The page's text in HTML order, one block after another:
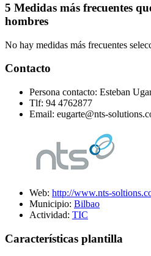
5 Medidas más frecuentes
hombres
No hay medidas más frecuentes
Contacto
Persona contacto: Esteban
Tlf: 94 4762877
Email: eugarte@nts-
Web: http://www.nts-
Municipio: Bilbao
Actividad: TIC
Características plantilla